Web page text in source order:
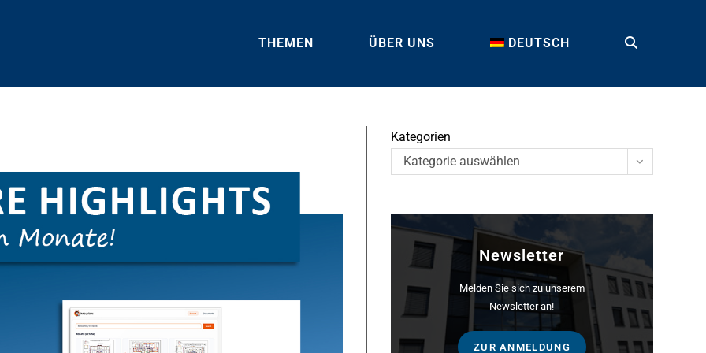
THEMEN ÜBER UNS DEUTSCH TOGGLE
SEARCH
Kategorien
Kategorie auswählen
Newsletter
Melden Sie sich zu unserem
Newsletter an!
ZUR ANMELDUNG